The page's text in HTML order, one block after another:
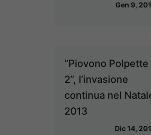
Gen 9,
“Piovono Polpette
2”, l’invasione
continua nel
2013
Dic 14,